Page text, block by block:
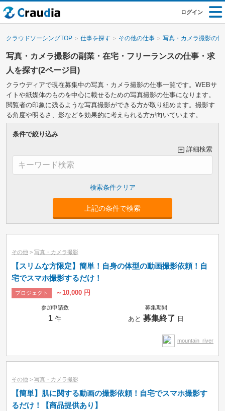
ログイン
クラウドソーシングTOP 仕事を探す その他の仕事 写真・カメラ撮影の仕
写真・カメラ撮影の副業・在宅・フリーランスの仕事・求
人を探す(2ページ目)
クラウディアで現在募集中の写真・カメラ撮影の仕事一覧です。WEBサ
イトや紙媒体のものを中心に載せるための写真撮影の仕事になります。
閲覧者の印象に残るような写真撮影ができる方が取り組めます。撮影す
る角度や明るさ、影などを効果的に考えられる方が向いています。
条件で絞り込み
詳細検索
上記の条件で検索
その他 > 写真・カメラ撮影
【スリムな方限定】簡単！自身の体型の動画撮影依頼！自
宅でスマホ撮影するだけ！
プロジェクト ～10,000 円
参加申請数
1 件
募集期間
あと募集終了 日
mountain_river
その他 > 写真・カメラ撮影
【簡単】肌に関する動画の撮影依頼！自宅でスマホ撮影す
るだけ！【商品提供あり】